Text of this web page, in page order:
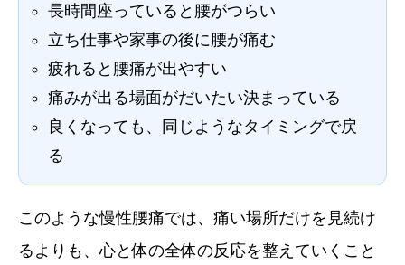
長時間座っていると腰がつらい
立ち仕事や家事の後に腰が痛む
疲れると腰痛が出やすい
痛みが出る場面がだいたい決まっている
良くなっても、同じようなタイミングで戻
る
このような慢性腰痛では、痛い場所だけを見続け
るよりも、心と体の全体の反応を整えていくこと